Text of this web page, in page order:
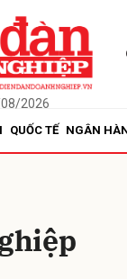
2026
QUỐC TẾ NGÂN